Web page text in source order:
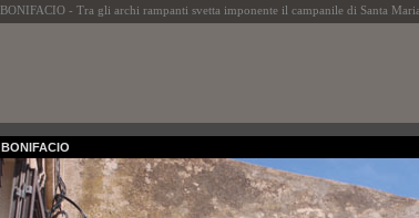
BONIFACIO - Tra gli archi rampanti svetta imponente il campanile di Santa
BONIFACIO